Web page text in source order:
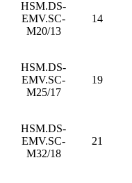
HSM.DS-
EMV.SC-
M20/13
14
HSM.DS-
EMV.SC-
M25/17
19
HSM.DS-
EMV.SC-
M32/18
21